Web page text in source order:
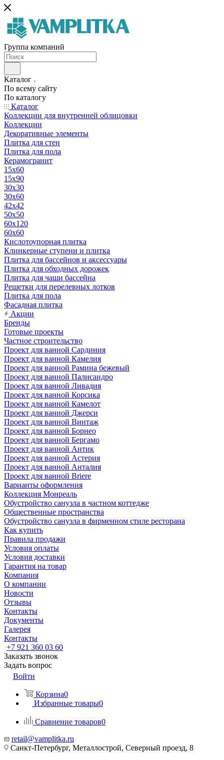
Группа компаний
Каталог
По всему сайту
По каталогу
Каталог
Коллекции для внутренней облицовки
Коллекции
Декоративные элементы
Плитка для стен
Плитка для пола
Керамогранит
15х60
15x90
30х30
30х60
42х42
50х50
60х120
60х60
Кислотоупорная плитка
Клинкерные ступени и плитка
Плитка для бассейнов и аксессуары
Плитка для обходных дорожек
Плитка для чаши бассейна
Решетки для перелевных лотков
Плитка для пола
Фасадная плитка
Акции
Бренды
Готовые проекты
Частное строительство
Проект для ванной Сардиния
Проект для ванной Камелия
Проект для ванной Рамина бежевый
Проект для ванной Палисандро
Проект для ванной Ливадия
Проект для ванной Корсика
Проект для ванной Камелот
Проект для ванной Джерси
Проект для ванной Винтаж
Проект для ванной Борнео
Проект для ванной Бергамо
Проект для ванной Антик
Проект для ванной Астерия
Проект для ванной Анталия
Проект для ванной Briere
Варианты оформления
Коллекция Монреаль
Обустройство санузла в частном коттедже
Общественные пространства
Обустройство санузла в фирменном стиле ресторана
Как купить
Правила продажи
Условия оплаты
Условия доставки
Гарантия на товар
Компания
О компании
Новости
Отзывы
Контакты
Документы
Галерея
Контакты
+7 921 360 03 60
Заказать звонок
Задать вопрос
Войти
Корзина0
Избранные товары0
Сравнение товаров0
retail@vamplitka.ru
Санкт-Петербург, Металлострой, Северный проезд, 8